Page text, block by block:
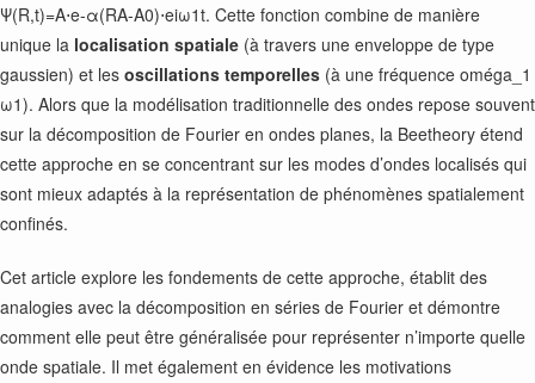
Ψ(R,t)=A⋅e-α(RA-A0)⋅eiω1t. Cette fonction combine de manière
unique la localisation spatiale (à travers une enveloppe de type
gaussien) et les oscillations temporelles (à une fréquence oméga_1
ω1). Alors que la modélisation traditionnelle des ondes repose souvent
sur la décomposition de Fourier en ondes planes, la Beetheory étend
cette approche en se concentrant sur les modes d’ondes localisés qui
sont mieux adaptés à la représentation de phénomènes spatialement
confinés.
Cet article explore les fondements de cette approche, établit des
analogies avec la décomposition en séries de Fourier et démontre
comment elle peut être généralisée pour représenter n’importe quelle
onde spatiale. Il met également en évidence les motivations